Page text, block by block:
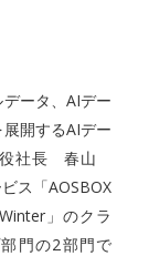
ータ、AIデー
開するAIデー
役社長 春山
ス「AOSBOX
」のクラ
門の2部門で